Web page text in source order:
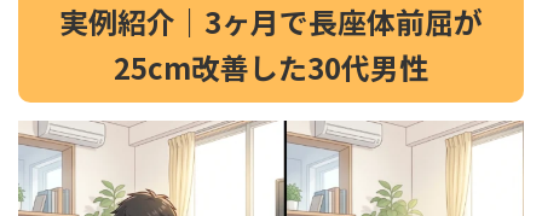
実例紹介｜3ヶ月で長座体前屈が
25cm改善した30代男性